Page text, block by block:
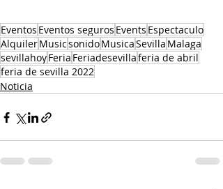
Eventos Eventos seguros Events Espectaculo
AlquilerMusicsonidoMusicaSevilla Malaga
sevillahoyFeria Feriadesevillaferia de abril
feria de sevilla 2022
Noticia